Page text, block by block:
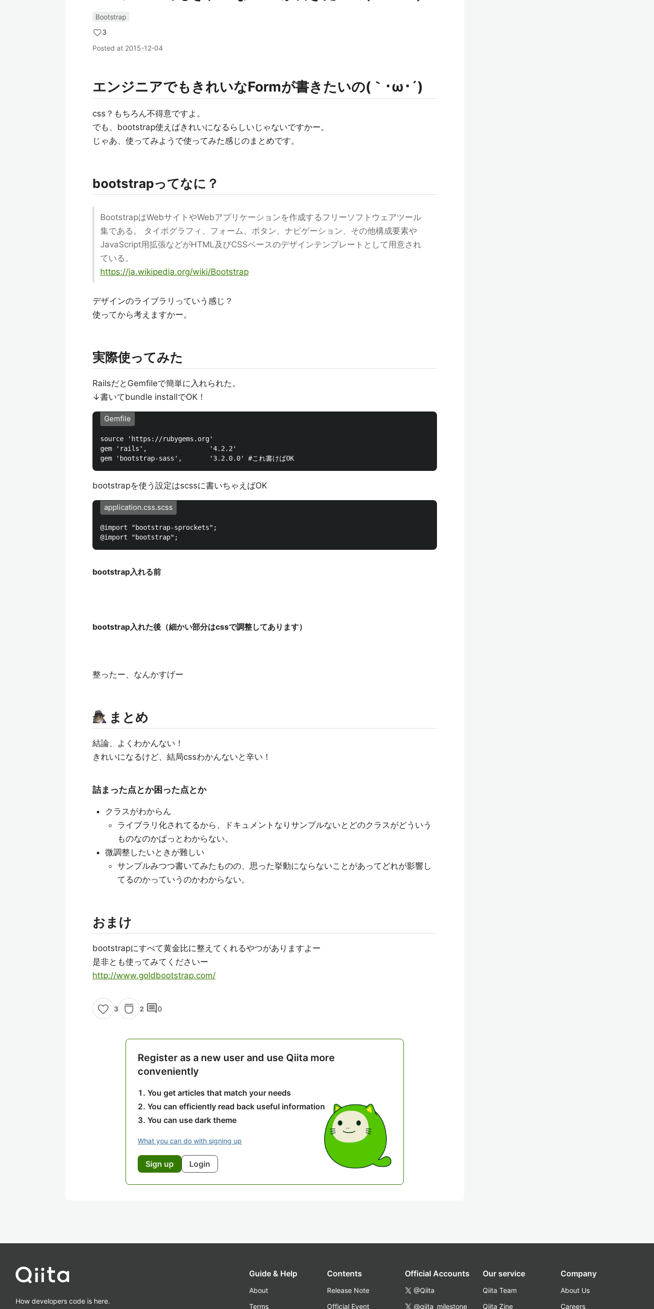
Bootstrap
3
Posted at 2015-12-04
エンジニアでもきれいなFormが書きたいの(｀･ω･´)
css？もちろん不得意ですよ。
でも、bootstrap使えばきれいになるらしいじゃないですかー。
じゃあ、使ってみようで使ってみた感じのまとめです。
bootstrapってなに？
BootstrapはWebサイトやWebアプリケーションを作成するフリーソフトウェアツール
集である。 タイポグラフィ、フォーム、ボタン、ナビゲーション、その他構成要素や
JavaScript用拡張などがHTML及びCSSベースのデザインテンプレートとして用意され
ている。
https://ja.wikipedia.org/wiki/Bootstrap
デザインのライブラリっていう感じ？
使ってから考えますかー。
実際使ってみた
RailsだとGemfileで簡単に入れられた。
↓書いてbundle installでOK！
Gemfile
source 'https://rubygems.org'
gem 'rails',                '4.2.2'
bootstrapを使う設定はscssに書いちゃえばOK
application.css.scss
@import "bootstrap-sprockets";
bootstrap入れる前
bootstrap入れた後（細かい部分はcssで調整してあります）
整ったー、なんかすげー
まとめ
結論、よくわかんない！
きれいになるけど、結局cssわかんないと辛い！
詰まった点とか困った点とか
クラスがわからん
ライブラリ化されてるから、ドキュメントなりサンプルないとどのクラスがどういう
ものなのかぱっとわからない。
微調整したいときが難しい
サンプルみつつ書いてみたものの、思った挙動にならないことがあってどれが影響し
てるのかっていうのかわからない。
おまけ
bootstrapにすべて黄金比に整えてくれるやつがありますよー
是非とも使ってみてくださいー
http://www.goldbootstrap.com/
3 2 comment0
Register as a new user and use Qiita more
conveniently
You get articles that match your needs
You can efficiently read back useful information
You can use dark theme
What you can do with signing up
Sign up Login
How developers code is here.
Guide & Help
About
Terms
Contents
Release Note
Official Event
Official Accounts
@Qiita
@qiita_milestone
Our service
Qiita Team
Qiita Zine
Company
About Us
Careers